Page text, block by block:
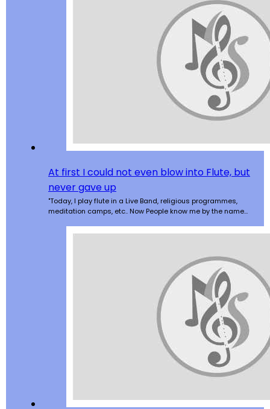
At first I could not even blow into Flute, but
never gave up
"Today, I play flute in a Live Band, religious programmes,
meditation camps, etc.. Now People know me by the name…